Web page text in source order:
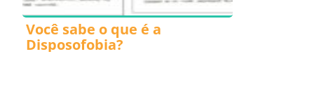
Você sabe o que é a
Disposofobia?